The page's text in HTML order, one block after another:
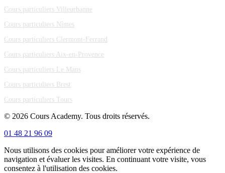
Cours particuliers Villeurbanne
Cours particuliers Nîmes
Cours particuliers Clermont-Ferrand
Cours particuliers Aix-en-Provence
Cours particuliers Le Mans
Cours particuliers Brest
Cours particuliers Tours
© 2026 Cours Academy. Tous droits réservés.
01 48 21 96 09
Nous utilisons des cookies pour améliorer votre expérience de
navigation et évaluer les visites. En continuant votre visite, vous
consentez à l'utilisation des cookies.